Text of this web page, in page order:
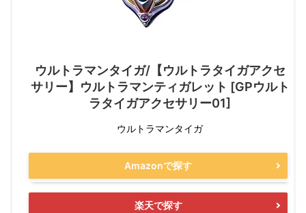
ウルトラマンタイガ/【ウルトラタイガアクセ
サリー】ウルトラマンティガレット [GPウルト
ラタイガアクセサリー01]
ウルトラマンタイガ
Amazonで探す
楽天で探す